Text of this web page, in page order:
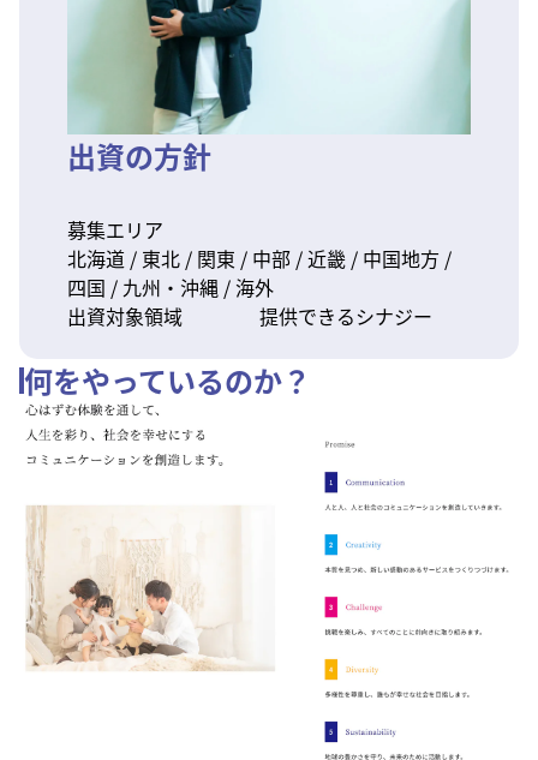
出資の方針
募集エリア
北海道 / 東北 / 関東 / 中部 / 近畿 / 中国地方 /
四国 / 九州・沖縄 / 海外
出資対象領域
提供できるシナジー
何をやっているのか？